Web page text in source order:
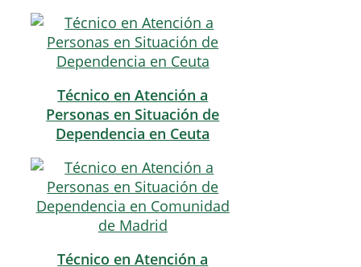
Técnico en Atención a
Personas en Situación de
Dependencia en Ceuta
Técnico en Atención a